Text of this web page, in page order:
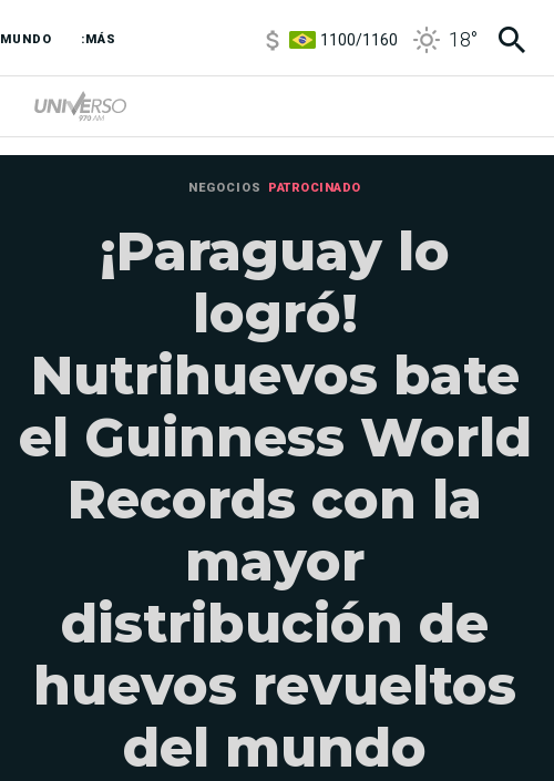
MUNDO :MÁS
3,8/4
18°
NEGOCIOS PATROCINADO
¡Paraguay lo
logró!
Nutrihuevos bate
el Guinness World
Records con la
mayor
distribución de
huevos revueltos
del mundo